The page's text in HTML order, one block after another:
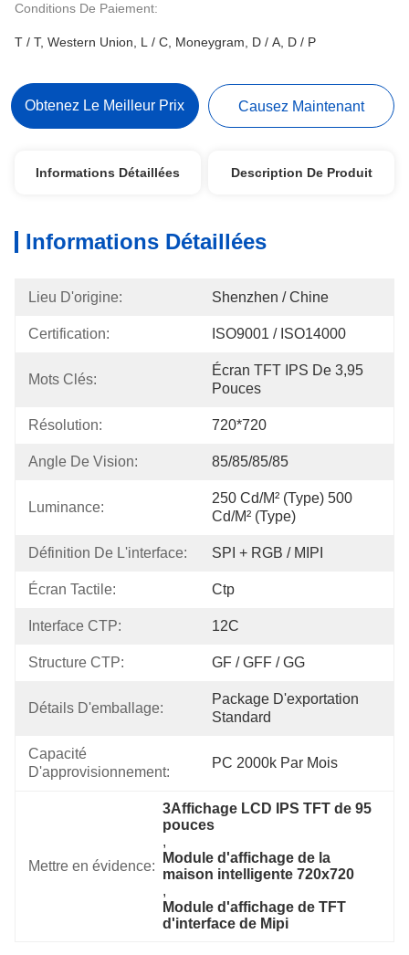
Conditions De Paiement:
T / T, Western Union, L / C, Moneygram, D / A, D / P
Obtenez Le Meilleur Prix Causez Maintenant
Informations Détaillées Description De Produit
Informations Détaillées
Lieu D'origine: Shenzhen / Chine
Certification: ISO9001 / ISO14000
Mots Clés:
Écran TFT IPS De 3,95
Pouces
Résolution: 720*720
Angle De Vision: 85/85/85/85
Luminance:
250 Cd/m² (type) 500
Cd/m² (type)
Définition De L'interface: SPI + RGB / MIPI
Écran Tactile: Ctp
Interface CTP: 12C
Structure CTP: GF / GFF / GG
Détails D'emballage:
Package D'exportation
Standard
Capacité
D'approvisionnement:
PC 2000k Par Mois
Mettre en évidence:
3Affichage LCD IPS TFT de 95
pouces
,
Module d'affichage de la
maison intelligente 720x720
,
Module d'affichage de TFT
d'interface de Mipi